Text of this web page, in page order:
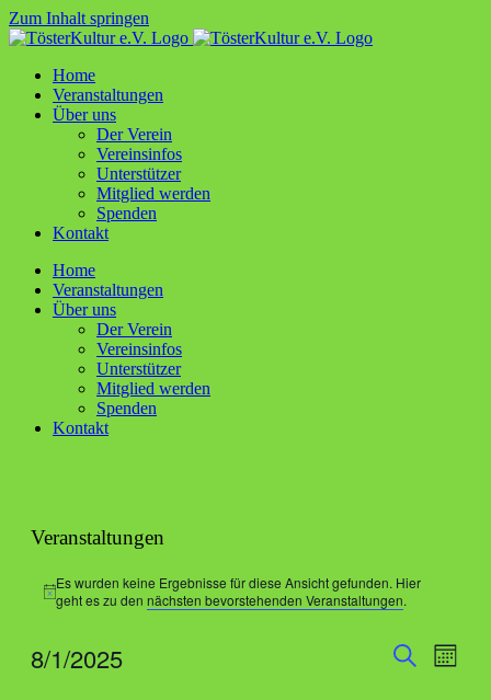
Zum Inhalt springen
Home
Ver­an­stal­tun­gen
Über uns
Der Ver­ein
Ver­ein­sin­fos
Unter­stüt­zer
Mit­glied werden
Spen­den
Kon­takt
Home
Ver­an­stal­tun­gen
Über uns
Der Ver­ein
Ver­ein­sin­fos
Unter­stüt­zer
Mit­glied werden
Spen­den
Kon­takt
Veranstaltungen
Hinweis
Es wurden keine Ergebnisse für diese Ansicht gefunden. Hier
geht es zu dennächsten bevorstehenden Veranstaltungen.
Monat
8/1/2025